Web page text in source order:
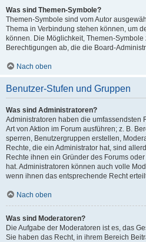
Was sind Themen-Symbole?
Themen-Symbole sind vom Autor
Thema in Verbindung stehen können, um
können. Die Möglichkeit, Themen-
Berechtigungen ab, die die Board-
Nach oben
Benutzer-Stufen und Gruppen
Was sind Administratoren?
Administratoren haben die umfassendsten
Art von Aktion im Forum ausführen; z. B.
sperren, Benutzergruppen erstellen,
Rechte, die ein Administrator hat, sind
Rechte ihnen ein Gründer des Forums
hat. Administratoren können auch volle
wenn ihnen das entsprechende Recht
Nach oben
Was sind Moderatoren?
Die Aufgabe der Moderatoren ist es, das
Sie haben das Recht, in ihrem Bereich